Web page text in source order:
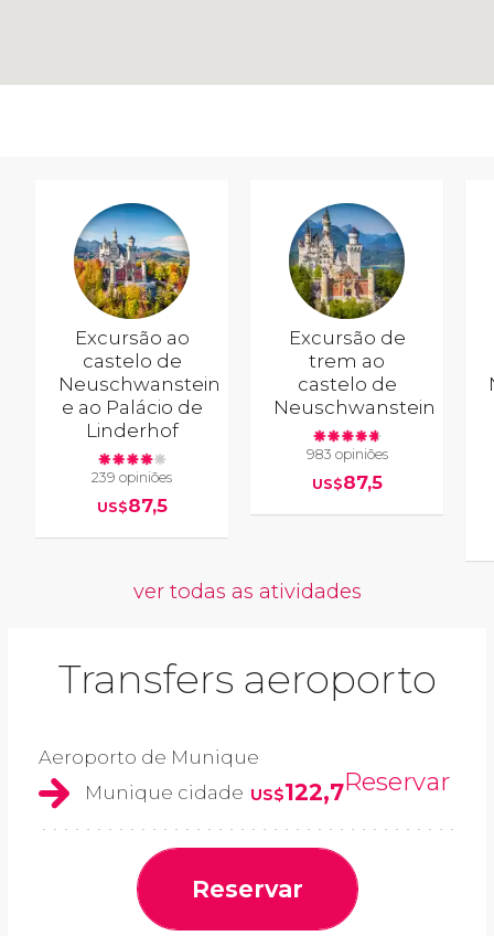
Excursão ao
castelo de
Neuschwanstein
e ao Palácio de
Linderhof
239 opiniões
US$87,5
Excursão de
trem ao
castelo de
Neuschwanstein
983 opiniões
US$87,5
ver todas as atividades
Transfers aeroporto
Aeroporto de Munique
Munique cidade US$122,7Reservar
Reservar